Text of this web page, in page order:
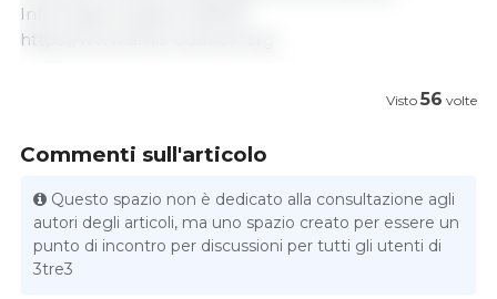
Information system (AMIS).
https://www.amis-outlook.org
Visto 56 volte
Commenti sull'articolo
Questo spazio non è dedicato alla consultazione agli
autori degli articoli, ma uno spazio creato per essere un
punto di incontro per discussioni per tutti gli utenti di
3tre3